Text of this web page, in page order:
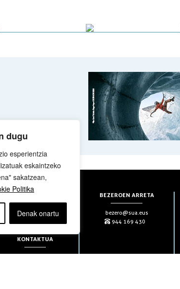
dugu
esperientzia
eskaintzeko
sakatzean,
Politika
Denak onartu
NOR GARA
KONTAKTUA
BEZEROEN ARRETA
bezero@sua.eus
944 169 430